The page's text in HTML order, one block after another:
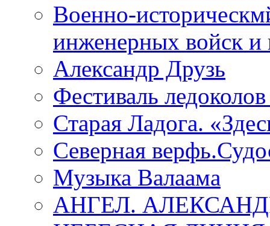
Военно-
инженерных войск и
Александр Друзь
Фестиваль
Старая Ладога.
Северная
Музыка Валаама
АНГЕЛ.